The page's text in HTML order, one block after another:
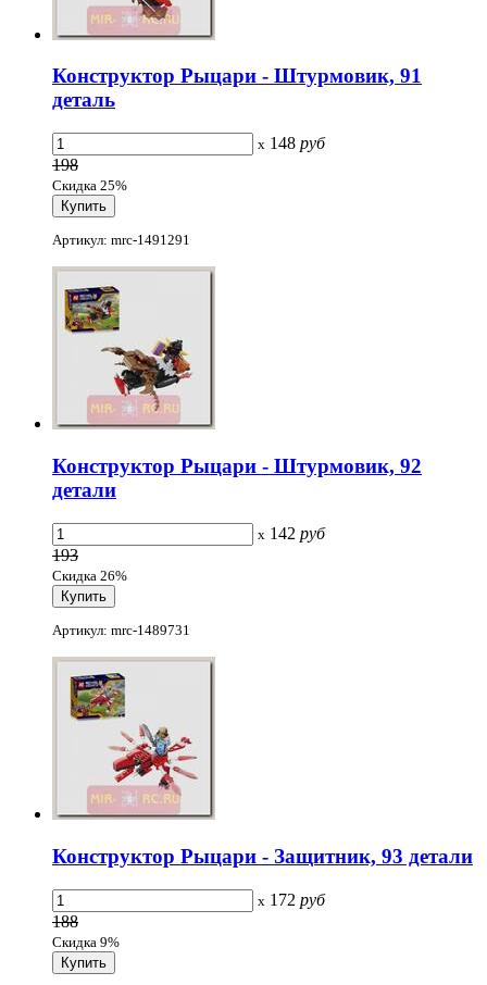
Конструктор Рыцари - Штурмовик, 91
деталь
x 148 руб
198
Скидка 25%
Артикул: mrc-1491291
Конструктор Рыцари - Штурмовик, 92
детали
x 142 руб
193
Скидка 26%
Артикул: mrc-1489731
Конструктор Рыцари - Защитник, 93 детали
x 172 руб
188
Скидка 9%